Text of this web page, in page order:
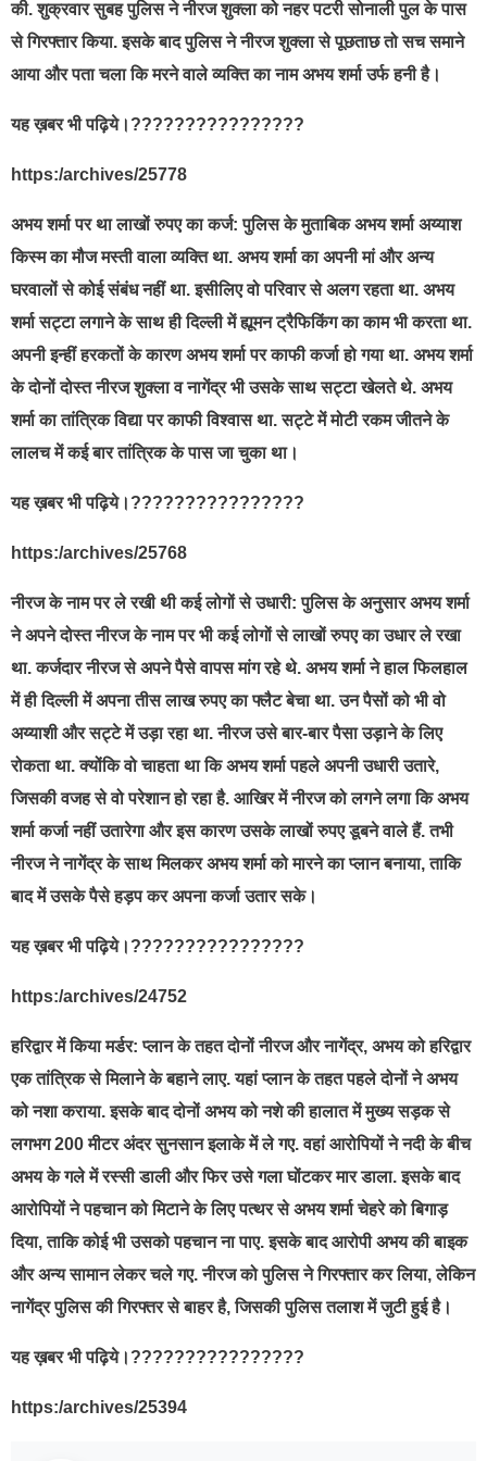
की. शुक्रवार सुबह पुलिस ने नीरज शुक्ला को नहर पटरी सोनाली पुल के पास
से गिरफ्तार किया. इसके बाद पुलिस ने नीरज शुक्ला से पूछताछ तो सच समाने
आया और पता चला कि मरने वाले व्यक्ति का नाम अभय शर्मा उर्फ हनी है।
यह ख़बर भी पढ़िये।????????????????
https:/archives/25778
अभय शर्मा पर था लाखों रुपए का कर्ज: पुलिस के मुताबिक अभय शर्मा अय्याश
किस्म का मौज मस्ती वाला व्यक्ति था. अभय शर्मा का अपनी मां और अन्य
घरवालों से कोई संबंध नहीं था. इसीलिए वो परिवार से अलग रहता था. अभय
शर्मा सट्टा लगाने के साथ ही दिल्ली में ह्यूमन ट्रैफिकिंग का काम भी करता था.
अपनी इन्हीं हरकतों के कारण अभय शर्मा पर काफी कर्जा हो गया था. अभय शर्मा
के दोनों दोस्त नीरज शुक्ला व नागेंद्र भी उसके साथ सट्टा खेलते थे. अभय
शर्मा का तांत्रिक विद्या पर काफी विश्वास था. सट्टे में मोटी रकम जीतने के
लालच में कई बार तांत्रिक के पास जा चुका था।
यह ख़बर भी पढ़िये।????????????????
https:/archives/25768
नीरज के नाम पर ले रखी थी कई लोगों से उधारी: पुलिस के अनुसार अभय शर्मा
ने अपने दोस्त नीरज के नाम पर भी कई लोगों से लाखों रुपए का उधार ले रखा
था. कर्जदार नीरज से अपने पैसे वापस मांग रहे थे. अभय शर्मा ने हाल फिलहाल
में ही दिल्ली में अपना तीस लाख रुपए का फ्लैट बेचा था. उन पैसों को भी वो
अय्याशी और सट्टे में उड़ा रहा था. नीरज उसे बार-बार पैसा उड़ाने के लिए
रोकता था. क्योंकि वो चाहता था कि अभय शर्मा पहले अपनी उधारी उतारे,
जिसकी वजह से वो परेशान हो रहा है. आखिर में नीरज को लगने लगा कि अभय
शर्मा कर्जा नहीं उतारेगा और इस कारण उसके लाखों रुपए डूबने वाले हैं. तभी
नीरज ने नागेंद्र के साथ मिलकर अभय शर्मा को मारने का प्लान बनाया, ताकि
बाद में उसके पैसे हड़प कर अपना कर्जा उतार सके।
यह ख़बर भी पढ़िये।????????????????
https:/archives/24752
हरिद्वार में किया मर्डर: प्लान के तहत दोनों नीरज और नागेंद्र, अभय को हरिद्वार
एक तांत्रिक से मिलाने के बहाने लाए. यहां प्लान के तहत पहले दोनों ने अभय
को नशा कराया. इसके बाद दोनों अभय को नशे की हालात में मुख्य सड़क से
लगभग 200 मीटर अंदर सुनसान इलाके में ले गए. वहां आरोपियों ने नदी के बीच
अभय के गले में रस्सी डाली और फिर उसे गला घोंटकर मार डाला. इसके बाद
आरोपियों ने पहचान को मिटाने के लिए पत्थर से अभय शर्मा चेहरे को बिगाड़
दिया, ताकि कोई भी उसको पहचान ना पाए. इसके बाद आरोपी अभय की बाइक
और अन्य सामान लेकर चले गए. नीरज को पुलिस ने गिरफ्तार कर लिया, लेकिन
नागेंद्र पुलिस की गिरफ्तर से बाहर है, जिसकी पुलिस तलाश में जुटी हुई है।
यह ख़बर भी पढ़िये।????????????????
https:/archives/25394